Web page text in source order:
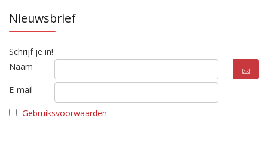
Nieuwsbrief
Schrijf je in!
Naam
E-mail
Gebruiksvoorwaarden